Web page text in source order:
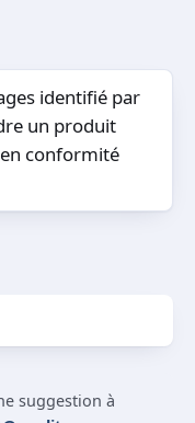
identifié par
un produit
conformité
suggestion à